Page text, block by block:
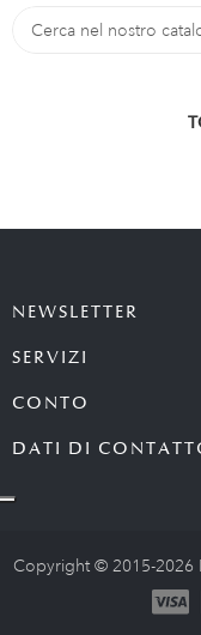
NEWSLETTER
SERVIZI
CONTO
DATI DI
Copyright © 2015-2026